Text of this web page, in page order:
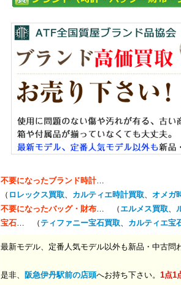
不要になったブランド時計…
（ ロレックス買取、 カルティエ時計買取、 オメガ
不要になったバッグ・財布… （ エルメス買取、
宝石… （ティファニー宝石買取、 カルティエ宝
最新モデル、定番人気モデル以外も新品・中古問
是非、 阪急伊丹駅前の店頭へお持ち下さい。 1点1